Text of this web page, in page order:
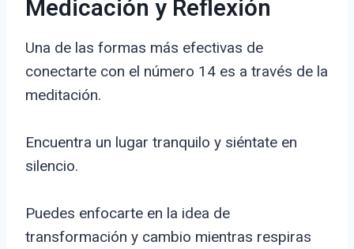
Medicación y Reflexión
Una de las formas más efectivas de
conectarte con el número 14 es a través de la
meditación.
Encuentra un lugar tranquilo y siéntate en
silencio.
Puedes enfocarte en la idea de
transformación y cambio mientras respiras